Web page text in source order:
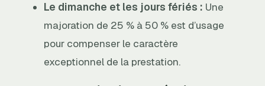
Le dimanche et les jours fériés : Une
majoration de 25 % à 50 % est d’usage
pour compenser le caractère
exceptionnel de la prestation.